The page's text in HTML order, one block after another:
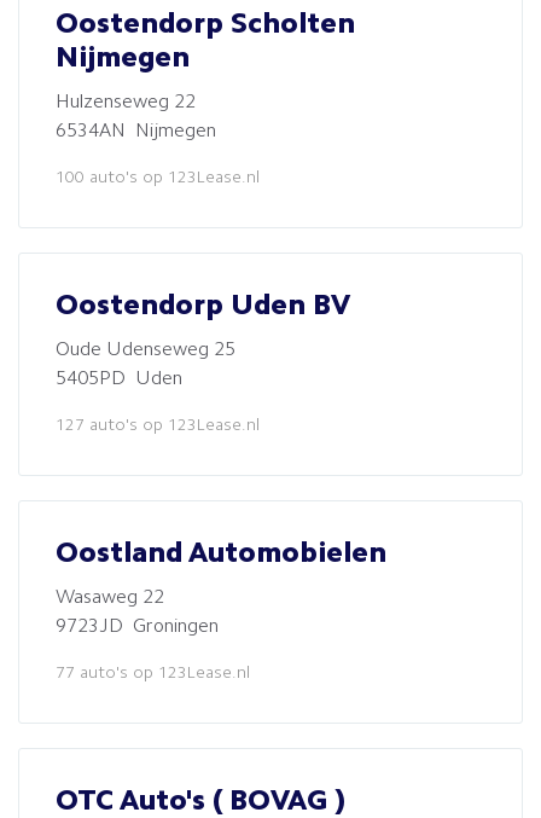
Oostendorp Scholten
Nijmegen
Hulzenseweg 22
6534AN Nijmegen
100 auto's op 123Lease.nl
Oostendorp Uden BV
Oude Udenseweg 25
5405PD Uden
127 auto's op 123Lease.nl
Oostland Automobielen
Wasaweg 22
9723JD Groningen
77 auto's op 123Lease.nl
OTC Auto's ( BOVAG )